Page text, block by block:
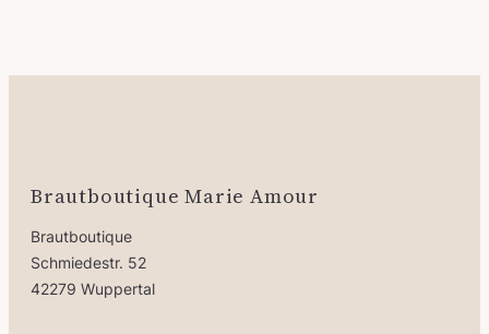
Brautboutique Marie Amour
Brautboutique
Schmiedestr. 52
42279 Wuppertal